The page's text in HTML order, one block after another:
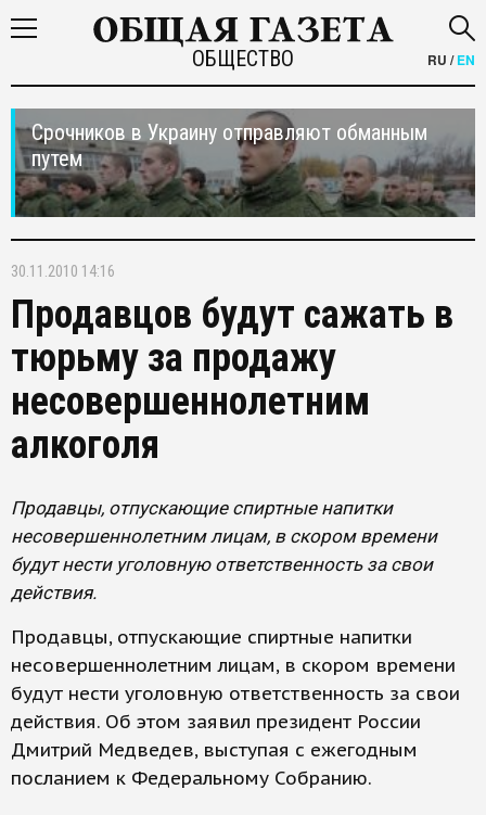
ОБЩЕСТВО RU /EN
Срочников в Украину отправляют обманным
путем
30.11.2010 14:16
Продавцов будут сажать в
тюрьму за продажу
несовершеннолетним
алкоголя
Продавцы, отпускающие спиртные напитки
несовершеннолетним лицам, в скором времени
будут нести уголовную ответственность за свои
действия.
Продавцы, отпускающие спиртные напитки
несовершеннолетним лицам, в скором времени
будут нести уголовную ответственность за свои
действия. Об этом заявил президент России
Дмитрий Медведев, выступая с ежегодным
посланием к Федеральному Собранию.